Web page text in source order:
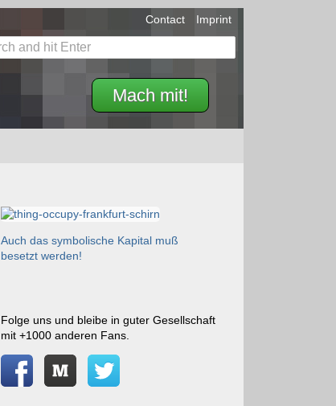
Mach mit!
Contact Imprint
Auch das symbolische Kapital muß
besetzt werden!
Folge uns und bleibe in guter Gesellschaft
mit +1000 anderen Fans.